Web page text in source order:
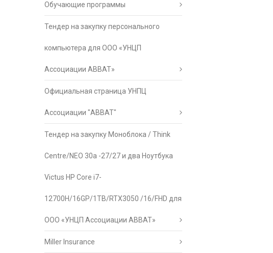
Обучающие программы
Тендер на закупку персонального
компьютера для ООО «УНЦП
Ассоциации АВВАТ»
Официальная страница УНПЦ
Ассоциации "АВВАТ"
Тендер на закупку Моноблока / Think
Centre/NEO 30a -27/27 и два Ноутбука
Victus HP Core i7-
12700H/16GP/1TB/RTX3050 /16/FHD для
ООО «УНЦП Ассоциации АВВАТ»
Miller Insurance